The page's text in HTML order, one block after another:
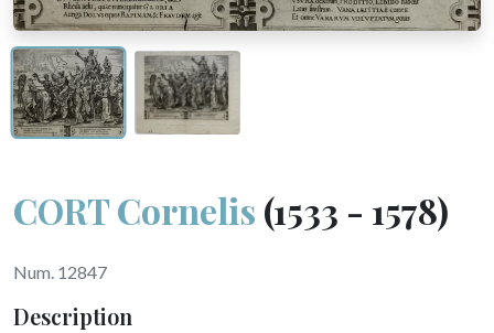
CORT Cornelis (1533 - 1578)
Num. 12847
Description